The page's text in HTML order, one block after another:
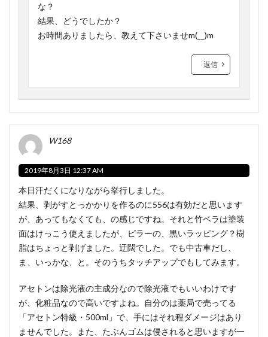
な？
結果、どうでしたか？
お時間ありましたら、教えて下さいませm(__)m
返信
W168
2019年8月3日 12:37 AM
本日汗だくになりながら挙行しました。
結果、剥がすとっかかりを作るのに556は有効だと思います
が、あってもなくても、の感じですね。それと竹ベラは塗装
面はけっこう使えましたが、ピラーの、黒いラッピング？樹
脂はちょっと剥げました。迂闊でした。でも中古車だし、
ま、いっかな、と。そのうちタッチアップでもしてみます。
アセトンは除光液の主成分なので除光液でもいいわけです
が、化粧品なので高いですよね。自分のは薬局で売ってる
「アセトン特級・500ml」で、手にはそれ程ダメージはあり
ませんでした。また、たぶんゴムは侵されると思いますが一